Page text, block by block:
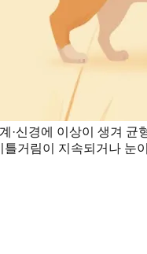
·신경에 이상이 생겨
거림이 지속되거나